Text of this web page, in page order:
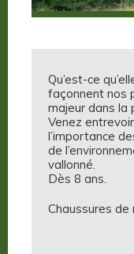
Qu’est-ce
façonnent nos
majeur dans la
Venez
l’importance
de
vallonné.
Dès 8 ans.
Chaussures de